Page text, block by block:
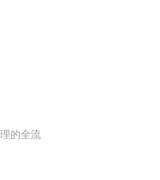
的全流